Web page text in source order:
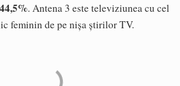
44,5%. Antena 3 este televiziunea cu cel
feminin de pe nișa știrilor TV.